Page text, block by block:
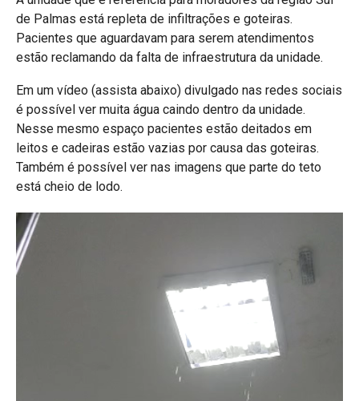
de Palmas está repleta de infiltrações e goteiras.
Pacientes que aguardavam para serem atendimentos
estão reclamando da falta de infraestrutura da unidade.
Em um vídeo (assista abaixo) divulgado nas redes sociais
é possível ver muita água caindo dentro da unidade.
Nesse mesmo espaço pacientes estão deitados em
leitos e cadeiras estão vazias por causa das goteiras.
Também é possível ver nas imagens que parte do teto
está cheio de lodo.